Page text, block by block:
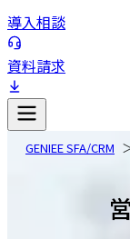
導入相談
資料請求
GENIEE SFA/CRM